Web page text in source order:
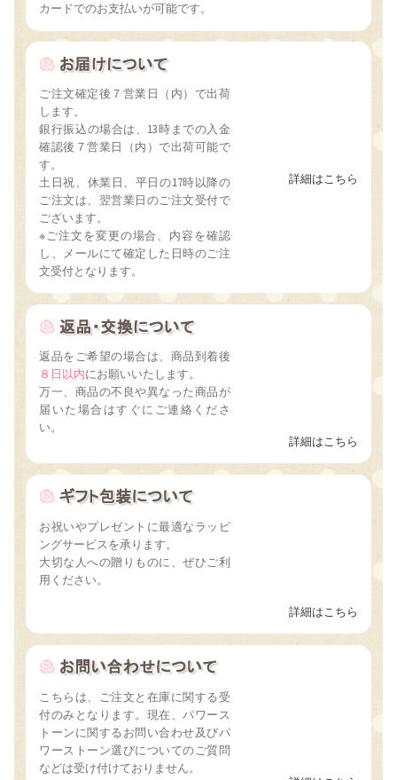
カードでのお支払いが可能です。
ご注文確定後７営業日（内）で出荷
します。
銀行振込の場合は、13時までの入金
確認後７営業日（内）で出荷可能で
す。
土日祝、休業日、平日の17時以降の
ご注文は、翌営業日のご注文受付で
ございます。
※ご注文を変更の場合、内容を確認
し、メールにて確定した日時のご注
文受付となります。
詳細はこちら
返品をご希望の場合は、商品到着後
８日以内にお願いいたします。
万一、商品の不良や異なった商品が
届いた場合はすぐにご連絡くださ
い。
詳細はこちら
お祝いやプレゼントに最適なラッピ
ングサービスを承ります。
大切な人への贈りものに、ぜひご利
用ください。
詳細はこちら
こちらは、ご注文と在庫に関する受
付のみとなります。現在、パワース
トーンに関するお問い合わせ及びパ
ワーストーン選びについてのご質問
などは受け付けておりません。